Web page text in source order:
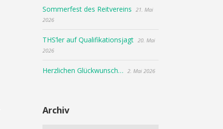
Sommerfest des Reitvereins
21. Mai
2026
THS’ler auf Qualifikationsjagt 20. Mai
2026
Herzlichen Glückwunsch… 2. Mai 2026
Archiv